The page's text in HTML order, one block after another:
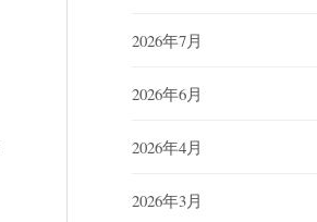
2026年7月
2026年6月
2026年4月
2026年3月